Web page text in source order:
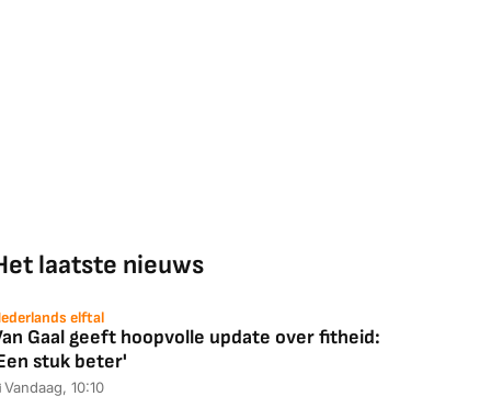
laatste nieuws
elftal
Gaal geeft hoopvolle update over fitheid:
stuk beter'
Vandaag, 10:10